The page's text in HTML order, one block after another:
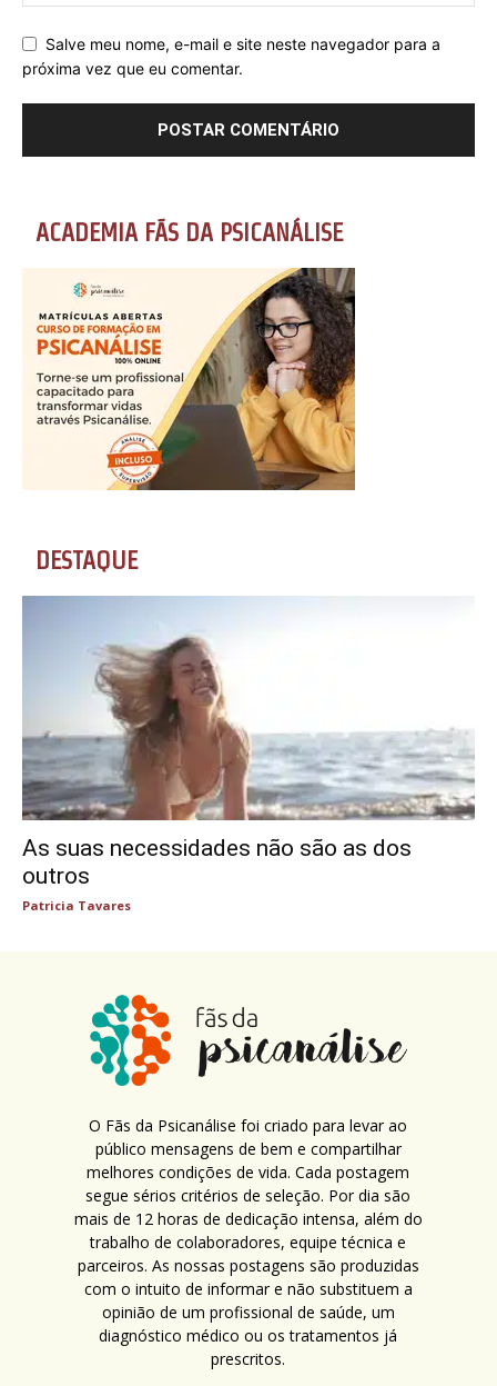
Salve meu nome, e-mail e site neste navegador para a
próxima vez que eu comentar.
ACADEMIA FÃS DA PSICANÁLISE
DESTAQUE
As suas necessidades não são as dos
outros
Patricia Tavares
O Fãs da Psicanálise foi criado para levar ao
público mensagens de bem e compartilhar
melhores condições de vida. Cada postagem
segue sérios critérios de seleção. Por dia são
mais de 12 horas de dedicação intensa, além do
trabalho de colaboradores, equipe técnica e
parceiros. As nossas postagens são produzidas
com o intuito de informar e não substituem a
opinião de um profissional de saúde, um
diagnóstico médico ou os tratamentos já
prescritos.